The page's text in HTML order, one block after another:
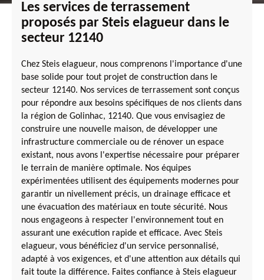
Les services de terrassement
proposés par Steis elagueur dans le
secteur 12140
Chez Steis elagueur, nous comprenons l'importance d'une
base solide pour tout projet de construction dans le
secteur 12140. Nos services de terrassement sont conçus
pour répondre aux besoins spécifiques de nos clients dans
la région de Golinhac, 12140. Que vous envisagiez de
construire une nouvelle maison, de développer une
infrastructure commerciale ou de rénover un espace
existant, nous avons l'expertise nécessaire pour préparer
le terrain de manière optimale. Nos équipes
expérimentées utilisent des équipements modernes pour
garantir un nivellement précis, un drainage efficace et
une évacuation des matériaux en toute sécurité. Nous
nous engageons à respecter l'environnement tout en
assurant une exécution rapide et efficace. Avec Steis
elagueur, vous bénéficiez d'un service personnalisé,
adapté à vos exigences, et d'une attention aux détails qui
fait toute la différence. Faites confiance à Steis elagueur